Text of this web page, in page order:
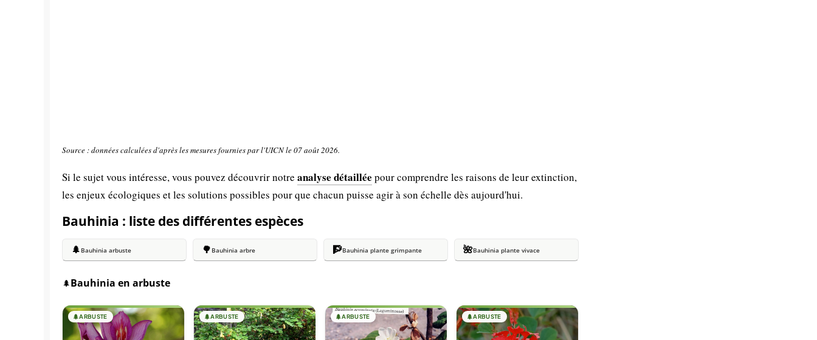
Source : données calculées d'après les mesures fournies par l'UICN le 07 août 2026.
Si le sujet vous intéresse, vous pouvez découvrir notre analyse détaillée pour comprendre les raisons de leur extinction,
les enjeux écologiques et les solutions possibles pour que chacun puisse agir à son échelle dès aujourd'hui.
Bauhinia : liste des différentes espèces
🌲 Bauhinia arbuste 🌳 Bauhinia arbre 🧗Bauhinia plante grimpante 🌺Bauhinia plante vivace
🌲Bauhinia en arbuste
🌲ARBUSTE 🌲ARBUSTE 🌲ARBUSTE 🌲ARBUSTE